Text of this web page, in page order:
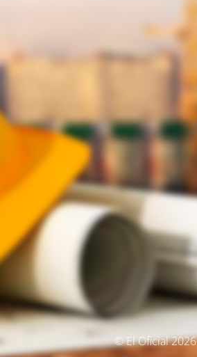
© El Oficial 2026